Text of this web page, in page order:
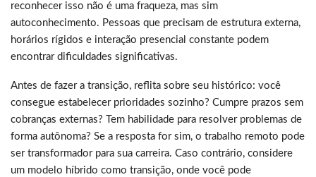
reconhecer isso não é uma fraqueza, mas sim
autoconhecimento. Pessoas que precisam de estrutura externa,
horários rígidos e interação presencial constante podem
encontrar dificuldades significativas.
Antes de fazer a transição, reflita sobre seu histórico: você
consegue estabelecer prioridades sozinho? Cumpre prazos sem
cobranças externas? Tem habilidade para resolver problemas de
forma autônoma? Se a resposta for sim, o trabalho remoto pode
ser transformador para sua carreira. Caso contrário, considere
um modelo híbrido como transição, onde você pode